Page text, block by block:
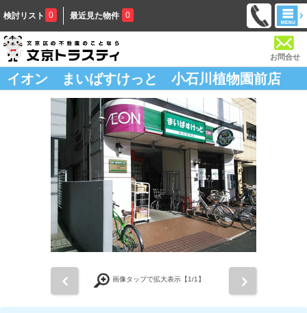
検討リスト 0 最近見た物件 0
お問合せ
イオン まいばすけっと 小石川植物園前店
画像タップで拡大表示【1/1】